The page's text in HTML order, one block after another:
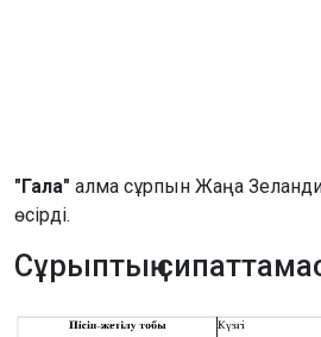
"Гала" алма сұрпын Жаңа
өсірді.
Сұрыптың